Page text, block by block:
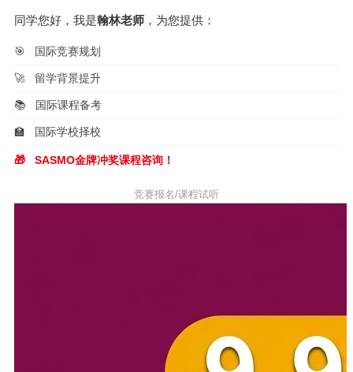
同学您好，我是翰林老师 ，为您提供：
🎯 国际竞赛规划
🚀 留学背景提升
📚 国际课程备考
🏫 国际学校择校
🎁 SASMO金牌冲奖课程咨询！
竞赛报名/课程试听